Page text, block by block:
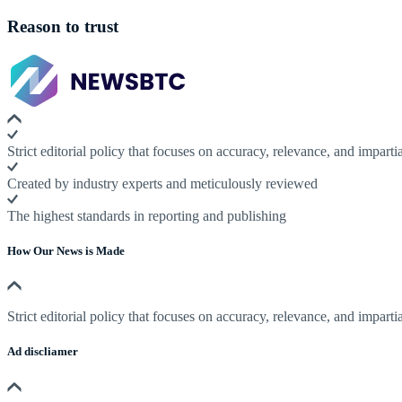
Reason to trust
Strict editorial policy that focuses on accuracy, relevance, and
Created by industry experts and meticulously reviewed
The highest standards in reporting and publishing
How Our News is Made
Strict editorial policy that focuses on accuracy, relevance, and
Ad discliamer